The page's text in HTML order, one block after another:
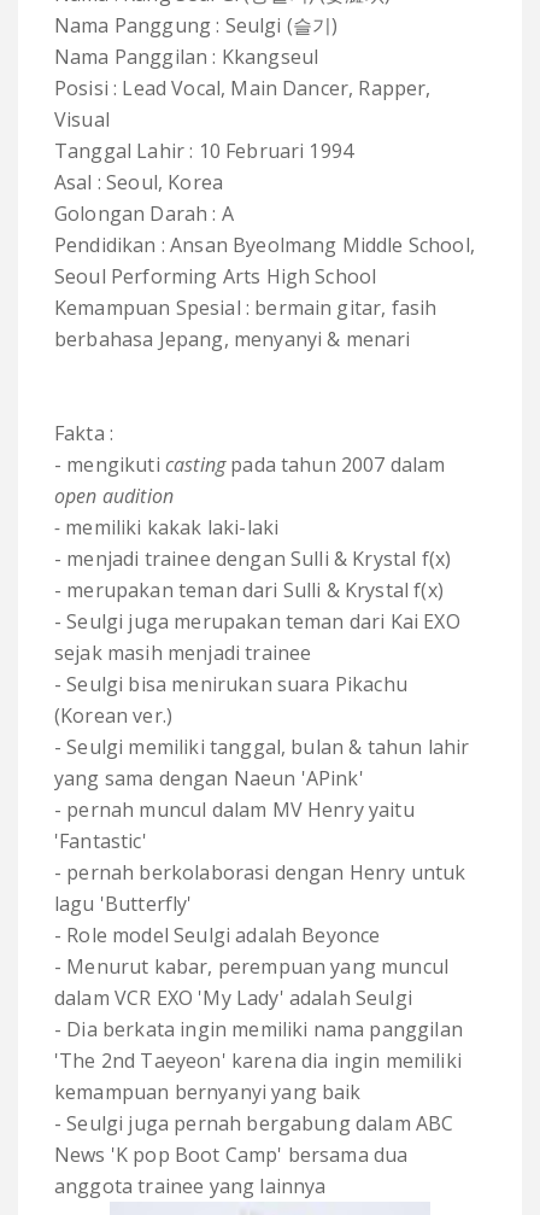
Nama Panggung : Seulgi (슬기)
Nama Panggilan : Kkangseul
Posisi : Lead Vocal, Main Dancer, Rapper,
Visual
Tanggal Lahir : 10 Februari 1994
Asal : Seoul, Korea
Golongan Darah : A
Pendidikan : Ansan Byeolmang Middle School,
Seoul Performing Arts High School
Kemampuan Spesial : bermain gitar, fasih
berbahasa Jepang, menyanyi & menari
Fakta :
- mengikuti castingpada tahun 2007 dalam
open audition
- memiliki kakak laki-laki
- menjadi trainee dengan Sulli & Krystal f(x)
- merupakan teman dari Sulli & Krystal f(x)
- Seulgi juga merupakan teman dari Kai EXO
sejak masih menjadi trainee
- Seulgi bisa menirukan suara Pikachu
(Korean ver.)
- Seulgi memiliki tanggal, bulan & tahun lahir
yang sama dengan Naeun 'APink'
- pernah muncul dalam MV Henry yaitu
'Fantastic'
- pernah berkolaborasi dengan Henry untuk
lagu 'Butterfly'
- Role model Seulgi adalah Beyonce
- Menurut kabar, perempuan yang muncul
dalam VCR EXO 'My Lady' adalah Seulgi
- Dia berkata ingin memiliki nama panggilan
'The 2nd Taeyeon' karena dia ingin memiliki
kemampuan bernyanyi yang baik
- Seulgi juga pernah bergabung dalam ABC
News 'K pop Boot Camp' bersama dua
anggota trainee yang lainnya